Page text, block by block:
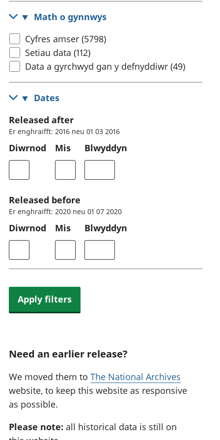
Math o gynnwys
Cyfres amser (5798)
Setiau data (112)
Data a gyrchwyd gan y defnyddiwr (49)
Dates
Released after
Er enghraifft: 2016 neu 01 03 2016
Diwrnod Mis Blwyddyn
Released before
Er enghraifft: 2020 neu 01 07 2020
Diwrnod Mis Blwyddyn
Apply filters
Need an earlier release?
We moved them to The National Archives
website, to keep this website as responsive
as possible.
Please note: all historical data is still on